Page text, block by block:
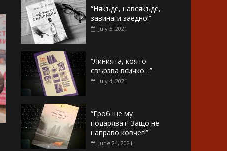
“Някъде, навсякъде,
завинаги заедно!”
July 5, 2021
“Линията, която
свързва всичко…”
July 4, 2021
“Гроб ще му
подаряват! Защо не
направо ковчег!”
June 24, 2021